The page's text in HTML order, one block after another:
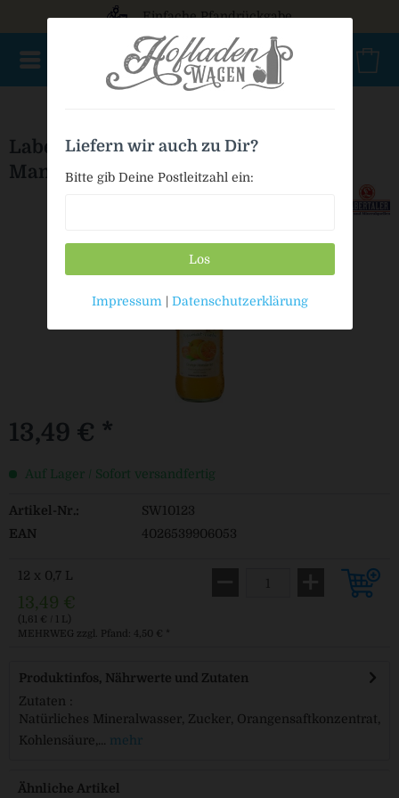
Einfache Pfandrückgabe
Labertaler Heimat-Liebe Orange-
Mandarine
13,49 € *
Auf Lager / Sofort versandfertig
Artikel-Nr.:
SW10123
EAN
4026539906053
12 x 0,7 L
13,49 €
(1,61 € / 1 L)
MEHRWEG zzgl. Pfand: 4,50 € *
Produktinfos, Nährwerte und Zutaten
Zutaten :
Natürliches Mineralwasser, Zucker, Orangensaftkonzentrat,
Kohlensäure,...
mehr
Ähnliche Artikel
Liefern wir auch zu Dir?
Bitte gib Deine Postleitzahl ein:
Los
Impressum | Datenschutzerklärung